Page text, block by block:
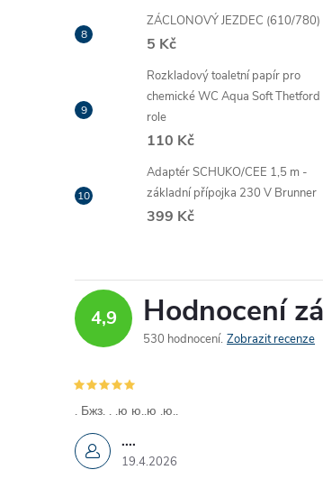
ZÁCLONOVÝ JEZDEC (610/780)
5 Kč
Rozkladový toaletní papír pro
chemické WC Aqua Soft
role
110 Kč
Adaptér SCHUKO/CEE 1,5 m -
základní přípojka 230 V Brunner
399 Kč
4,9 Hodnocení
530 hodnocení Zobrazit recenze
....
19.4.2026
. Бжз. . .ю ю..ю .ю..